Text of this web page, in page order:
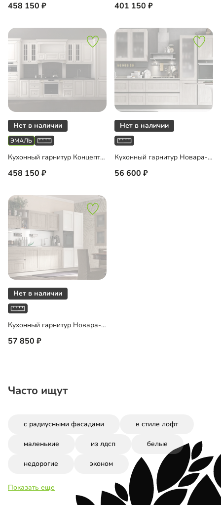
458 150 401 150
Кухонный гарнитур Концепт Лагуна
458 150
Кухонный гарнитур Новара-Gola-6
56 600
Кухонный гарнитур Новара-Gola-7
57 850
Часто ищут
с радиусными фасадами в стиле лофт
маленькие из лдсп белые
недорогие эконом
Показать еще